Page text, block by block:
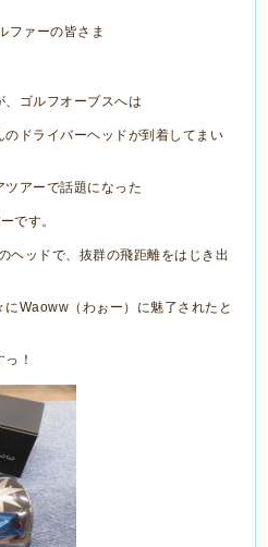
ファーの皆さま
ゴルフオーブスへは
ドライバーヘッドが到着してまい
アーで話題になった
です。
ヘッドで、抜群の飛距離をはじき出
Waoww（わぉー）に魅了されたと
！